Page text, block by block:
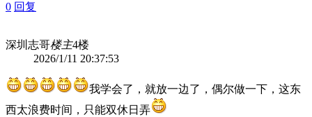
0 回复
深圳志哥楼主4楼
2026/1/11 20:37:53
我学会了，就放一边了，偶尔做一下，这东
西太浪费时间，只能双休日弄